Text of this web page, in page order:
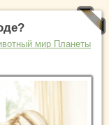
мир Планеты